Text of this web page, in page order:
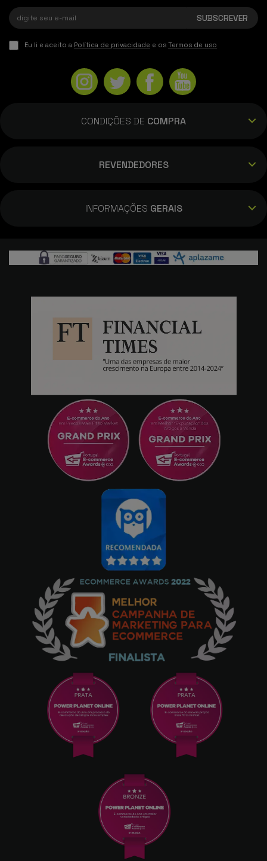
Eu li e aceito a Política de privacidade e os Termos de uso
CONDIÇÕES DE COMPRA
REVENDEDORES
INFORMAÇÕES GERAIS